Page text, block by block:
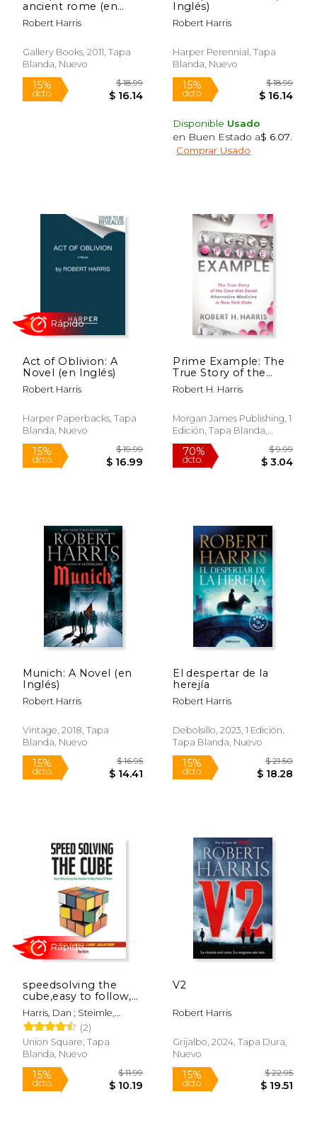
15%
dcto. $
ancient rome (en
Inglés)
Robert Harris
Gallery Books, 2011, Tapa
Blanda, Nuevo
15%
dcto.
Rápido
Inglés)
Robert Harris
Harper Perennial, Tapa
Blanda, Nuevo
15%
dcto.
Rápido
Disponible Usado
en Buen Estado a$ 6.07
Comprar Usado
Act of Oblivion: A
Novel (en Inglés)
Robert Harris
Harper Paperbacks, Tapa
Blanda, Nuevo
15%
dcto. $ 16.99
Prime Example: The
True Story of the
Case That Saved
Alternative Medicine
Inglés)
Robert H. Harris
Morgan James Publishing, 1
Edición, Tapa Blanda,
Usado
70%
dcto.
Munich: A Novel (en
Inglés)
Robert Harris
Vintage, 2018, Tapa
Blanda, Nuevo
El despertar de la
herejía
Robert Harris
Debolsillo, 2023, 1 Edición,
Tapa Blanda, Nuevo
speedsolving the
cube,easy to follow,
step-by-step
instructions for many
popular 3-d puzzles
(en Inglés)
Harris, Dan ; Steimle,
Robert
(2)
Union Square, Tapa
Blanda, Nuevo
V2
Robert Harris
Grijalbo, 2024, Tapa Dura,
Nuevo